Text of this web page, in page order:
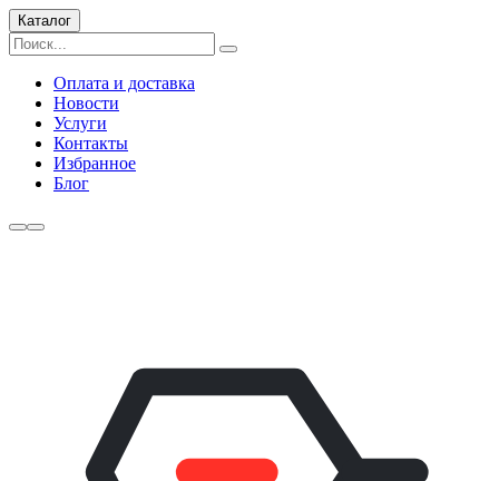
Каталог
Оплата и доставка
Новости
Услуги
Контакты
Избранное
Блог